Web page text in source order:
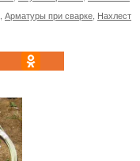
Арматуры при сварке Нахлест